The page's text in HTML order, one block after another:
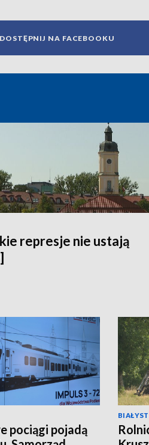
NA FACEBOOKU
represje nie ustają
pociągi pojadą